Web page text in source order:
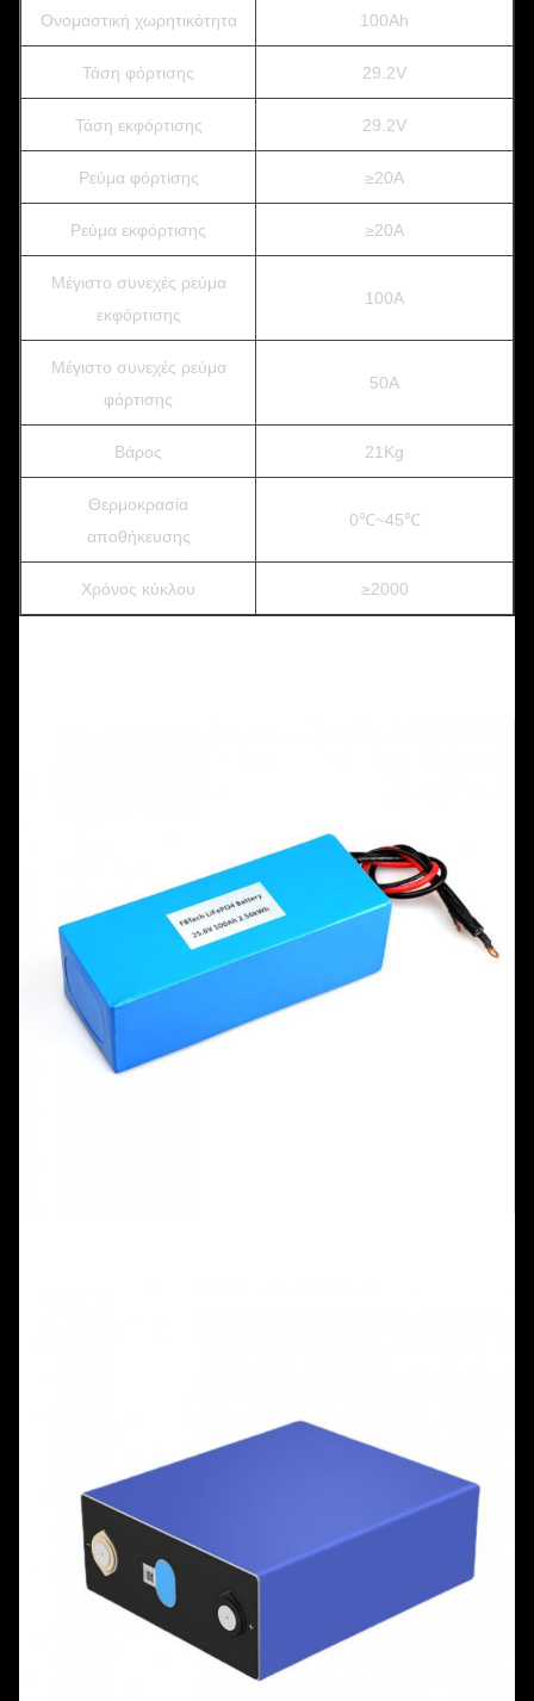
Ονομαστική χωρητικότητα 100Ah
Τάση φόρτισης 29.2V
Τάση εκφόρτισης 29.2V
Ρεύμα φόρτισης ≥20A
Ρεύμα εκφόρτισης ≥20A
Μέγιστο συνεχές ρεύμα
εκφόρτισης
100A
Μέγιστο συνεχές ρεύμα
φόρτισης
50A
Βάρος 21Kg
Θερμοκρασία
αποθήκευσης
0℃~45℃
Χρόνος κύκλου ≥2000